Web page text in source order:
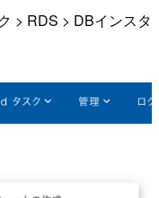
> RDS > DBインスタ